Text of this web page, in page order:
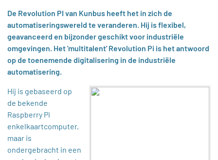
De Revolution PI van Kunbus heeft het in zich de
automatiseringswereld te veranderen. Hij is flexibel,
geavanceerd en bijzonder geschikt voor industriële
omgevingen. Het 'multitalent' Revolution Pi is het antwoord
op de toenemende digitalisering in de industriële
automatisering.
Hij is gebaseerd op
de bekende
Raspberry Pi
enkelkaartcomputer,
maar is
ondergebracht in een